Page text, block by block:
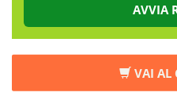
AVVIA
VAI AL